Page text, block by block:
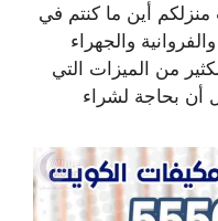
منزلكم أين ما كنتم في
والجهراء
من الميزات التي
أن بحاجة لشراء